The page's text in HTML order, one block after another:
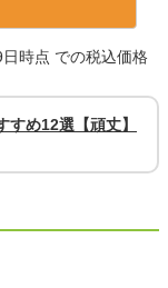
時点 での税込価格
め12選【頑丈】